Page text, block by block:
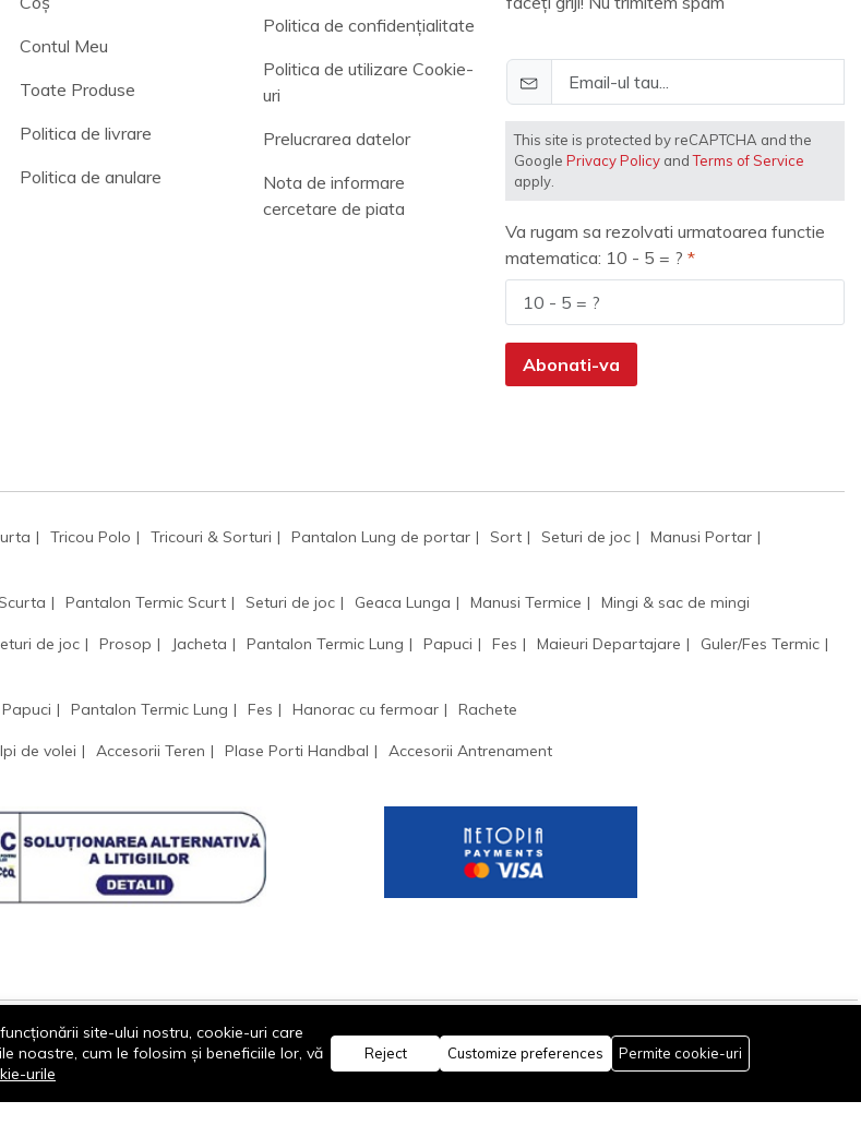
Contul Meu
Toate Produse
Politica de livrare
Politica de anulare
Politica de confidențialitate
Politica de utilizare Cookie-
uri
Prelucrarea datelor
Nota de informare
cercetare de piata
This site is protected by reCAPTCHA and the
Google Privacy PolicyandTerms of Service
apply.
Va rugam sa rezolvati urmatoarea functie
matematica: 10 - 5 = ?
Abonati-va
Tricou Polo Tricouri & Sorturi Pantalon Lung de portar Sort Seturi de joc
Manusi Portar
Pantalon Termic Scurt Seturi de joc Geaca Lunga Manusi Termice Mingi & sac de mingi
de joc Prosop Jacheta Pantalon Termic Lung Papuci Fes Maieuri Departajare
Guler/Fes Termic
Papuci Pantalon Termic Lung Fes Hanorac cu fermoar Rachete
de volei Accesorii Teren Plase Porti Handbal Accesorii Antrenament
Rămâi conectat:
site-ului nostru, cookie-uri care
noastre, cum le folosim și beneficiile lor, vă
urile
Reject Customize preferences Permite cookie-uri